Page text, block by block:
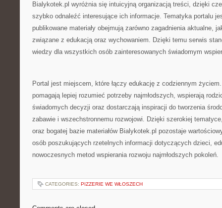
Bialykotek.pl wyróżnia się intuicyjną organizacją treści, dzięki
szybko odnaleźć interesujące ich informacje. Tematyka portalu
publikowane materiały obejmują zarówno zagadnienia aktualne,
związane z edukacją oraz wychowaniem. Dzięki temu serwis
wiedzy dla wszystkich osób zainteresowanych świadomym
Portal jest miejscem, które łączy edukację z codziennym
pomagają lepiej rozumieć potrzeby najmłodszych, wspierają
świadomych decyzji oraz dostarczają inspiracji do tworzenia
zabawie i wszechstronnemu rozwojowi. Dzięki szerokiej
oraz bogatej bazie materiałów Bialykotek.pl pozostaje
osób poszukujących rzetelnych informacji dotyczących dzieci,
nowoczesnych metod wspierania rozwoju najmłodszych pokoleń.
CATEGORIES: PIZZERIE WE WŁOSZECH